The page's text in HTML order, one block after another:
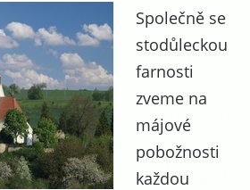
Společně se
stodůleckou
farnosti
zveme na
májové
pobožnosti
každou